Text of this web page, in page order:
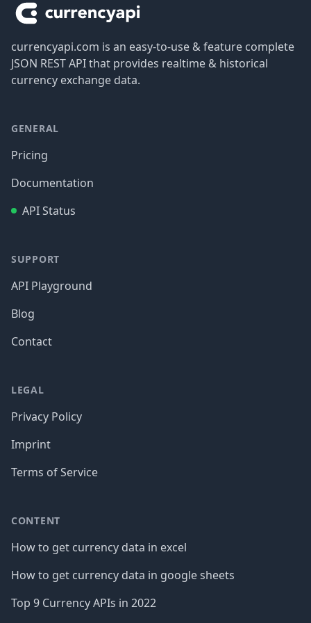
currencyapi.com is an easy-to-use & feature complete
JSON REST API that provides realtime & historical
currency exchange data.
GENERAL
Pricing
Documentation
API Status
SUPPORT
API Playground
Blog
Contact
LEGAL
Privacy Policy
Imprint
Terms of Service
CONTENT
How to get currency data in excel
How to get currency data in google sheets
Top 9 Currency APIs in 2022